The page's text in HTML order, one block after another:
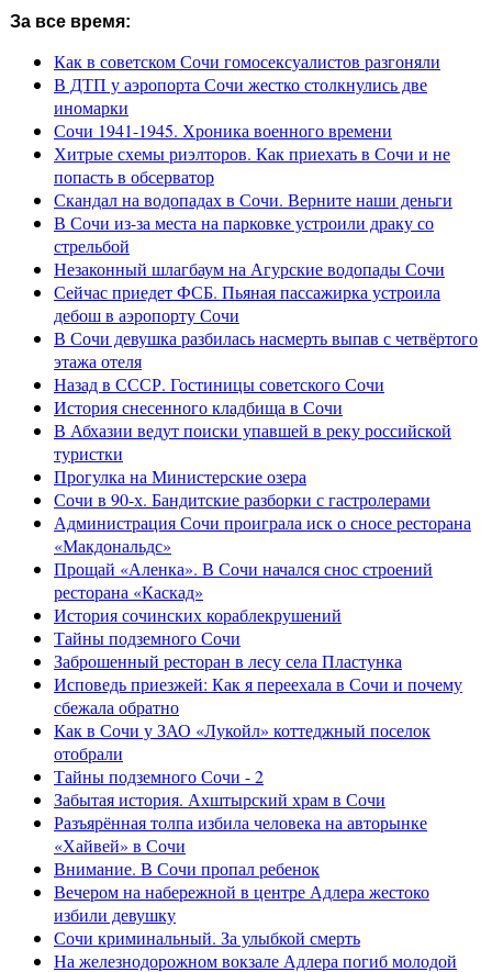
За все время:
Как в советском Сочи гомосексуалистов разгоняли
В ДТП у аэропорта Сочи жестко столкнулись две
иномарки
Сочи 1941-1945. Хроника военного времени
Хитрые схемы риэлторов. Как приехать в Сочи и не
попасть в обсерватор
Скандал на водопадах в Сочи. Верните наши деньги
В Сочи из-за места на парковке устроили драку со
стрельбой
Незаконный шлагбаум на Агурские водопады Сочи
Сейчас приедет ФСБ. Пьяная пассажирка устроила
дебош в аэропорту Сочи
В Сочи девушка разбилась насмерть выпав с четвёртого
этажа отеля
Назад в СССР. Гостиницы советского Сочи
История снесенного кладбища в Сочи
В Абхазии ведут поиски упавшей в реку российской
туристки
Прогулка на Министерские озера
Сочи в 90-х. Бандитские разборки с гастролерами
Администрация Сочи проиграла иск о сносе ресторана
«Макдональдс»
Прощай «Аленка». В Сочи начался снос строений
ресторана «Каскад»
История сочинских кораблекрушений
Тайны подземного Сочи
Заброшенный ресторан в лесу села Пластунка
Исповедь приезжей: Как я переехала в Сочи и почему
сбежала обратно
Как в Сочи у ЗАО «Лукойл» коттеджный поселок
отобрали
Тайны подземного Сочи - 2
Забытая история. Ахштырский храм в Сочи
Разъярённая толпа избила человека на авторынке
«Хайвей» в Сочи
Внимание. В Сочи пропал ребенок
Вечером на набережной в центре Адлера жестоко
избили девушку
Сочи криминальный. За улыбкой смерть
На железнодорожном вокзале Адлера погиб молодой